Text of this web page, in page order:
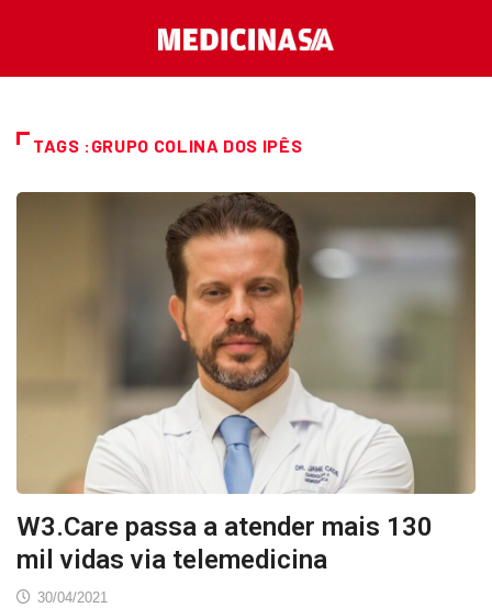
TAGS :GRUPO COLINA DOS IPÊS
W3.Care passa a atender mais 130
mil vidas via telemedicina
30/04/2021